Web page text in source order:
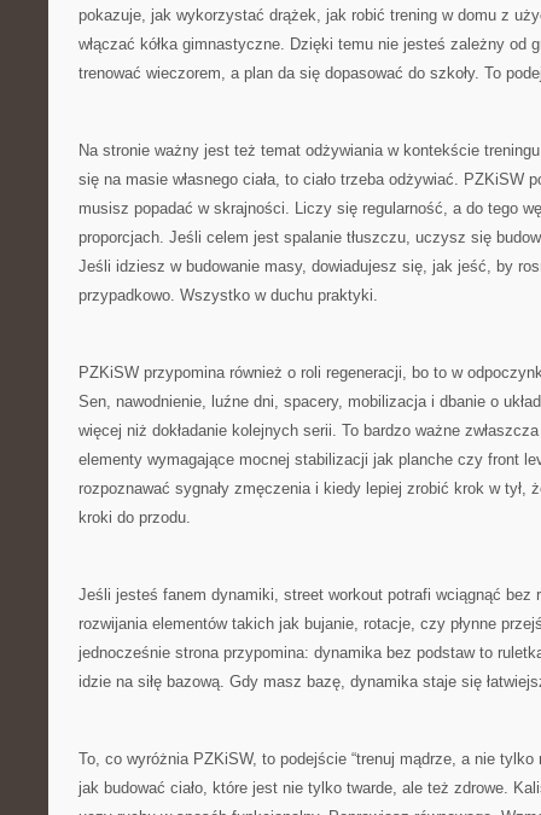
pokazuje, jak wykorzystać drążek, jak robić trening w domu z
włączać kółka gimnastyczne. Dzięki temu nie jesteś zależny od
trenować wieczorem, a plan da się dopasować do szkoły. To
Na stronie ważny jest też temat odżywiania w kontekście
się na masie własnego ciała, to ciało trzeba odżywiać. PZKiSW
musisz popadać w skrajności. Liczy się regularność, a do tego
proporcjach. Jeśli celem jest spalanie tłuszczu, uczysz się
Jeśli idziesz w budowanie masy, dowiadujesz się, jak jeść, by
przypadkowo. Wszystko w duchu praktyki.
PZKiSW przypomina również o roli regeneracji, bo to w
Sen, nawodnienie, luźne dni, spacery, mobilizacja i dbanie o
więcej niż dokładanie kolejnych serii. To bardzo ważne
elementy wymagające mocnej stabilizacji jak planche czy front
rozpoznawać sygnały zmęczenia i kiedy lepiej zrobić krok w tył,
kroki do przodu.
Jeśli jesteś fanem dynamiki, street workout potrafi wciągnąć bez
rozwijania elementów takich jak bujanie, rotacje, czy płynne
jednocześnie strona przypomina: dynamika bez podstaw to
idzie na siłę bazową. Gdy masz bazę, dynamika staje się
To, co wyróżnia PZKiSW, to podejście “trenuj mądrze, a nie tylko
jak budować ciało, które jest nie tylko twarde, ale też zdrowe.